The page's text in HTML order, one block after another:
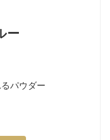
ー
パウダー